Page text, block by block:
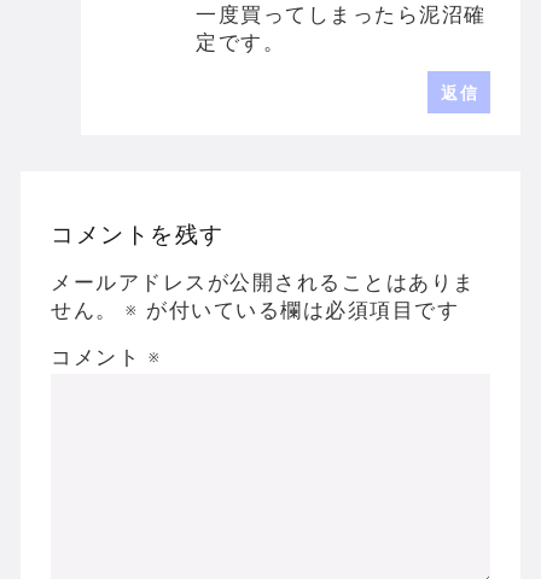
一度買ってしまったら泥沼確
定です。
返信
コメントを残す
メールアドレスが公開されることはありま
せん。
※ が付いている欄は必須項目です
コメント ※